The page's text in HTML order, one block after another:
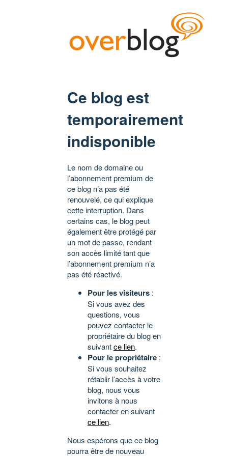
Ce blog est
temporairement
indisponible
Le nom de domaine ou
l’abonnement premium de
ce blog n’a pas été
renouvelé, ce qui explique
cette interruption. Dans
certains cas, le blog peut
également être protégé par
un mot de passe, rendant
son accès limité tant que
l’abonnement premium n’a
pas été réactivé.
Pour les visiteurs :
Si vous avez des
questions, vous
pouvez contacter le
propriétaire du blog en
suivantce lien.
Pour le propriétaire :
Si vous souhaitez
rétablir l’accès à votre
blog, nous vous
invitons à nous
contacter en suivant
ce lien.
Nous espérons que ce blog
pourra être de nouveau